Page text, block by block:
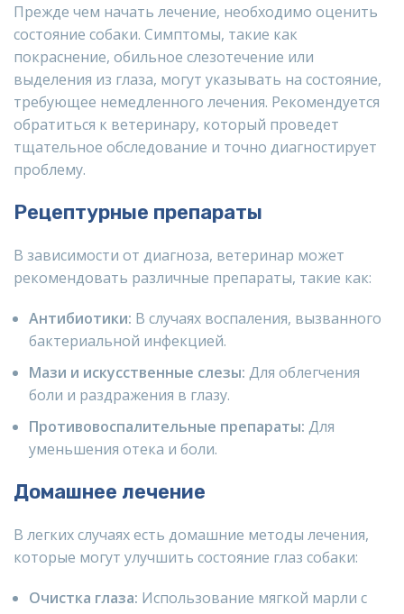
Прежде чем начать лечение, необходимо оценить
состояние собаки. Симптомы, такие как
покраснение, обильное слезотечение или
выделения из глаза, могут указывать на состояние,
требующее немедленного лечения. Рекомендуется
обратиться к ветеринару, который проведет
тщательное обследование и точно диагностирует
проблему.
Рецептурные препараты
В зависимости от диагноза, ветеринар может
рекомендовать различные препараты, такие как:
Антибиотики: В случаях воспаления, вызванного
бактериальной инфекцией.
Мази и искусственные слезы: Для облегчения
боли и раздражения в глазу.
Противовоспалительные препараты: Для
уменьшения отека и боли.
Домашнее лечение
В легких случаях есть домашние методы лечения,
которые могут улучшить состояние глаз собаки:
Очистка глаза: Использование мягкой марли с